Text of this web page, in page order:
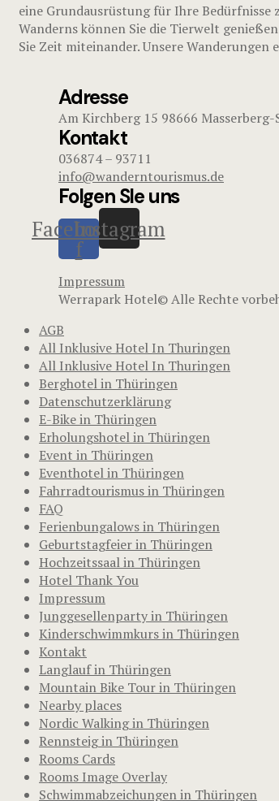
eine Grundausrüstung für Ihre Bedürfnisse
Wanderns können Sie die Tierwelt
Sie Zeit miteinander. Unsere
Adresse
Am Kirchberg 15 98666
Kontakt
036874 – 93711
info@wanderntourismus.de
Folgen SIe uns
Facebook-
f
Instagram
Impressum
Werrapark Hotel© Alle Rechte
AGB
All Inklusive Hotel In Thuringen
All Inklusive Hotel In Thuringen
Berghotel in Thüringen
Datenschutzerklärung
E-Bike in Thüringen
Erholungshotel in Thüringen
Event in Thüringen
Eventhotel in Thüringen
Fahrradtourismus in Thüringen
FAQ
Ferienbungalows in Thüringen
Geburtstagfeier in Thüringen
Hochzeitssaal in Thüringen
Hotel Thank You
Impressum
Junggesellenparty in Thüringen
Kinderschwimmkurs in Thüringen
Kontakt
Langlauf in Thüringen
Mountain Bike Tour in Thüringen
Nearby places
Nordic Walking in Thüringen
Rennsteig in Thüringen
Rooms Cards
Rooms Image Overlay
Schwimmabzeichungen in Thüringen